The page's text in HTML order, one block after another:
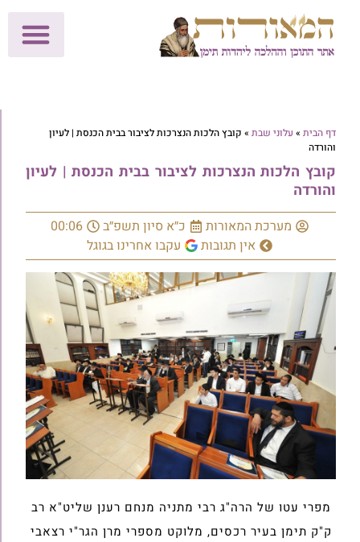
דף הבית » עלוני שבת » קובץ הלכות הנצרכות לציבור בבית הכנסת | לעיון
והורדה
קובץ הלכות הנצרכות לציבור בבית הכנסת | לעיון
והורדה
מערכת המאורות כ״א סיון תשפ״ב
00:06
אין תגובות
עקבו אחרינו בגוגל
מפרי עטו של הרה"ג רבי מתניה מנחם רענן שליט"א רב
ק"ק תימן בעיר רכסים, מלוקט מספרי מרן הגר"י רצאבי